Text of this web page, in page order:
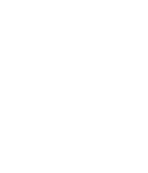
son conseil et un
activités et
animations seront